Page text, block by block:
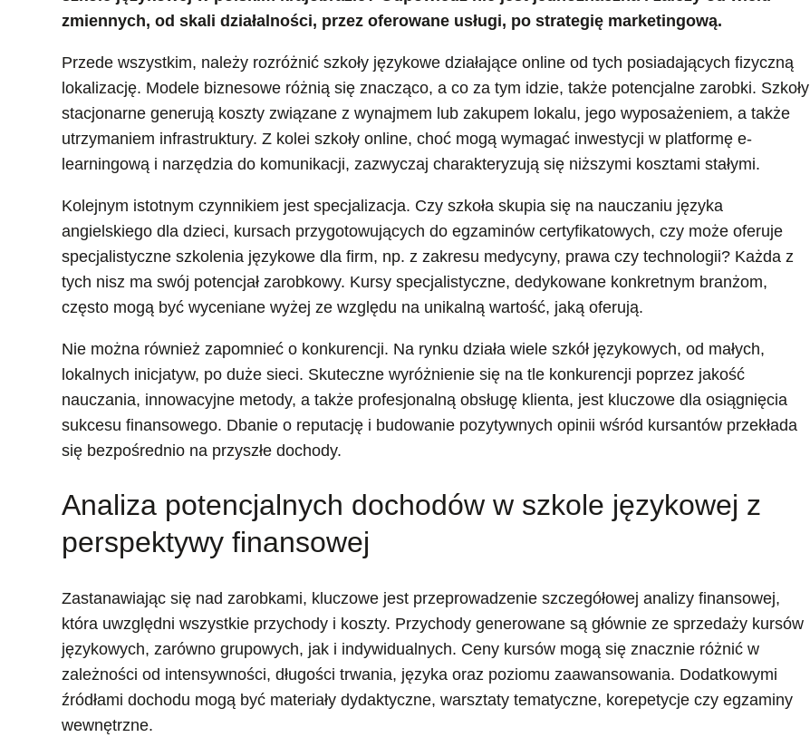
zmiennych, od skali działalności, przez oferowane usługi, po strategię marketingową.
Przede wszystkim, należy rozróżnić szkoły językowe działające online od tych posiadających fizyczną
lokalizację. Modele biznesowe różnią się znacząco, a co za tym idzie, także potencjalne zarobki. Szkoły
stacjonarne generują koszty związane z wynajmem lub zakupem lokalu, jego wyposażeniem, a także
utrzymaniem infrastruktury. Z kolei szkoły online, choć mogą wymagać inwestycji w platformę e-
learningową i narzędzia do komunikacji, zazwyczaj charakteryzują się niższymi kosztami stałymi.
Kolejnym istotnym czynnikiem jest specjalizacja. Czy szkoła skupia się na nauczaniu języka
angielskiego dla dzieci, kursach przygotowujących do egzaminów certyfikatowych, czy może oferuje
specjalistyczne szkolenia językowe dla firm, np. z zakresu medycyny, prawa czy technologii? Każda z
tych nisz ma swój potencjał zarobkowy. Kursy specjalistyczne, dedykowane konkretnym branżom,
często mogą być wyceniane wyżej ze względu na unikalną wartość, jaką oferują.
Nie można również zapomnieć o konkurencji. Na rynku działa wiele szkół językowych, od małych,
lokalnych inicjatyw, po duże sieci. Skuteczne wyróżnienie się na tle konkurencji poprzez jakość
nauczania, innowacyjne metody, a także profesjonalną obsługę klienta, jest kluczowe dla osiągnięcia
sukcesu finansowego. Dbanie o reputację i budowanie pozytywnych opinii wśród kursantów przekłada
się bezpośrednio na przyszłe dochody.
Analiza potencjalnych dochodów w szkole językowej z
perspektywy finansowej
Zastanawiając się nad zarobkami, kluczowe jest przeprowadzenie szczegółowej analizy finansowej,
która uwzględni wszystkie przychody i koszty. Przychody generowane są głównie ze sprzedaży kursów
językowych, zarówno grupowych, jak i indywidualnych. Ceny kursów mogą się znacznie różnić w
zależności od intensywności, długości trwania, języka oraz poziomu zaawansowania. Dodatkowymi
źródłami dochodu mogą być materiały dydaktyczne, warsztaty tematyczne, korepetycje czy egzaminy
wewnętrzne.